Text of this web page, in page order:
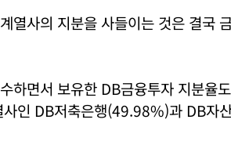
열사의 지분을 사들이는 것은 결국
하면서 보유한 DB금융투자 지분
사인 DB저축은행(49.98%)과 DB자